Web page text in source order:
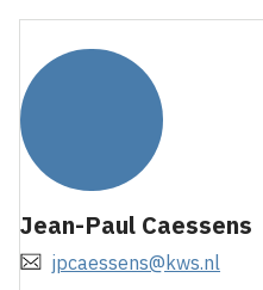
Jean-Paul Caessens
jpcaessens@kws.nl